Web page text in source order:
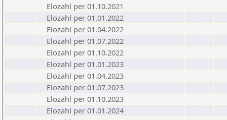
Elozahl per 01.10.2021
Elozahl per 01.01.2022
Elozahl per 01.04.2022
Elozahl per 01.07.2022
Elozahl per 01.10.2022
Elozahl per 01.01.2023
Elozahl per 01.04.2023
Elozahl per 01.07.2023
Elozahl per 01.10.2023
Elozahl per 01.01.2024